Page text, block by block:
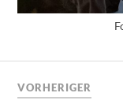
VORHERIGER